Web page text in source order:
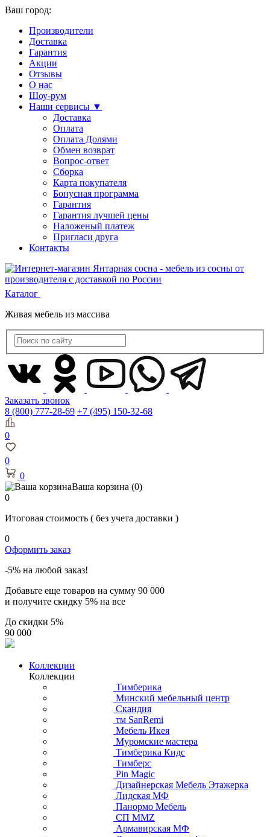
Ваш город:
Производители
Доставка
Гарантия
Акции
Отзывы
О нас
Шоу-рум
Наши сервисы ▼
Доставка
Оплата
Оплата Долями
Обмен возврат
Вопрос-ответ
Сборка
Карта покупателя
Бонусная программа
Гарантия
Гарантия лучшей цены
Наложеный платеж
Пригласи друга
Контакты
Каталог
Живая мебель из массива
Заказать звонок
8 (800) 777-28-69 +7 (495) 150-32-68
0
0
0
Ваша корзина (0)
0
Итоговая стоимость ( без учета доставки )
0
Оформить заказ
-5% на любой заказ!
Добавьте еще товаров на сумму 90 000
и получите скидку 5% на все
До скидки 5%
90 000
Коллекции
Коллекции
Тимберика
Минский мебельный центр
Скандия
тм SanRemi
Мебель Икея
Муромские мастера
Тимберика Кидс
Тимберс
Pin Magic
Дизайнерская Мебель Этажерка
Лидская МФ
Панормо Мебель
СП ММZ
Армавирская МФ